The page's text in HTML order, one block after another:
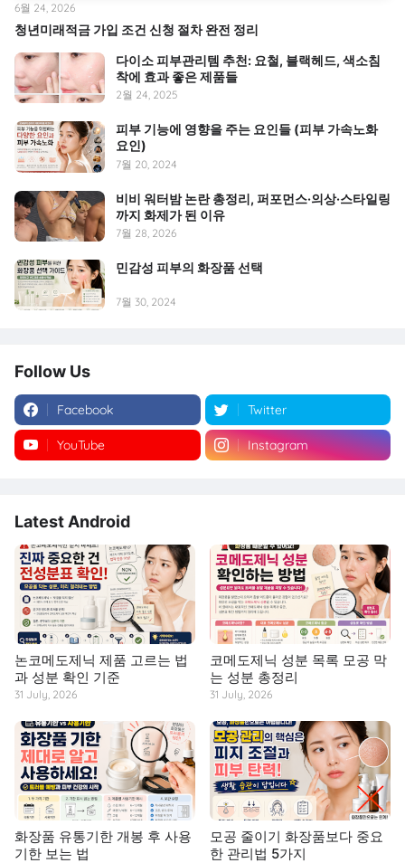
청년미래적금 가입 조건 신청 절차 완전 정리
6월 24, 2026
다이소 피부관리템 추천: 요철, 블랙헤드, 색소침
착에 효과 좋은 제품들
2월 24, 2025
피부 기능에 영향을 주는 요인들 (피부 가속노화
요인)
7월 20, 2024
비비 워터밤 논란 총정리, 퍼포먼스·의상·스타일링
까지 화제가 된 이유
7월 28, 2026
민감성 피부의 화장품 선택
7월 30, 2024
Follow Us
Facebook Twitter
YouTube Instagram
Latest Android
논코메도제닉 제품 고르는 법
과 성분 확인 기준
31 July, 2026
코메도제닉 성분 목록 모공 막
는 성분 총정리
31 July, 2026
화장품 유통기한 개봉 후 사용
기한 보는 법
모공 줄이기 화장품보다 중요
한 관리법 5가지